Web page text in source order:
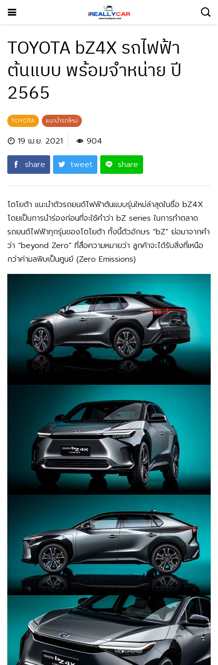
TOYOTA bZ4X รถไฟฟ้า
ต้นแบบ พร้อมจำหน่าย ปี
2565
TOYOTA แนะนำรถใหม่
19 เม.ย. 2021
904
share
tweet share
โตโยต้า แนะนำตัวรถยนต์ไฟฟ้าต้นแบบรุ่นใหม่ล่าสุดในชื่อ bZ4X
โดยเป็นการนำร่องก่อนที่จะใช้คำว่า bZ series ในการทำตลาด
รถยนต์ไฟฟ้าทุกรุ่นของโตโยต้า ทั้งนี้ตัวอักษร “bZ” ย่อมาจากคำ
ว่า “beyond Zero” ที่สื่อความหมายว่า ลูกค้าจะได้รับสิ่งที่เหนือ
กว่าค่ามลพิษเป็นศูนย์ (Zero Emissions)